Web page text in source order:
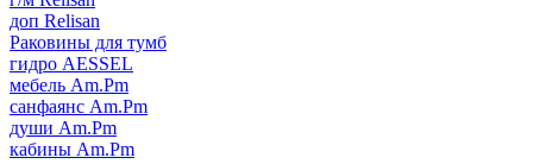
доп Relisan
Раковины для тумб
гидро AESSEL
мебель Am.Pm
санфаянс Am.Pm
души Am.Pm
кабины Am.Pm